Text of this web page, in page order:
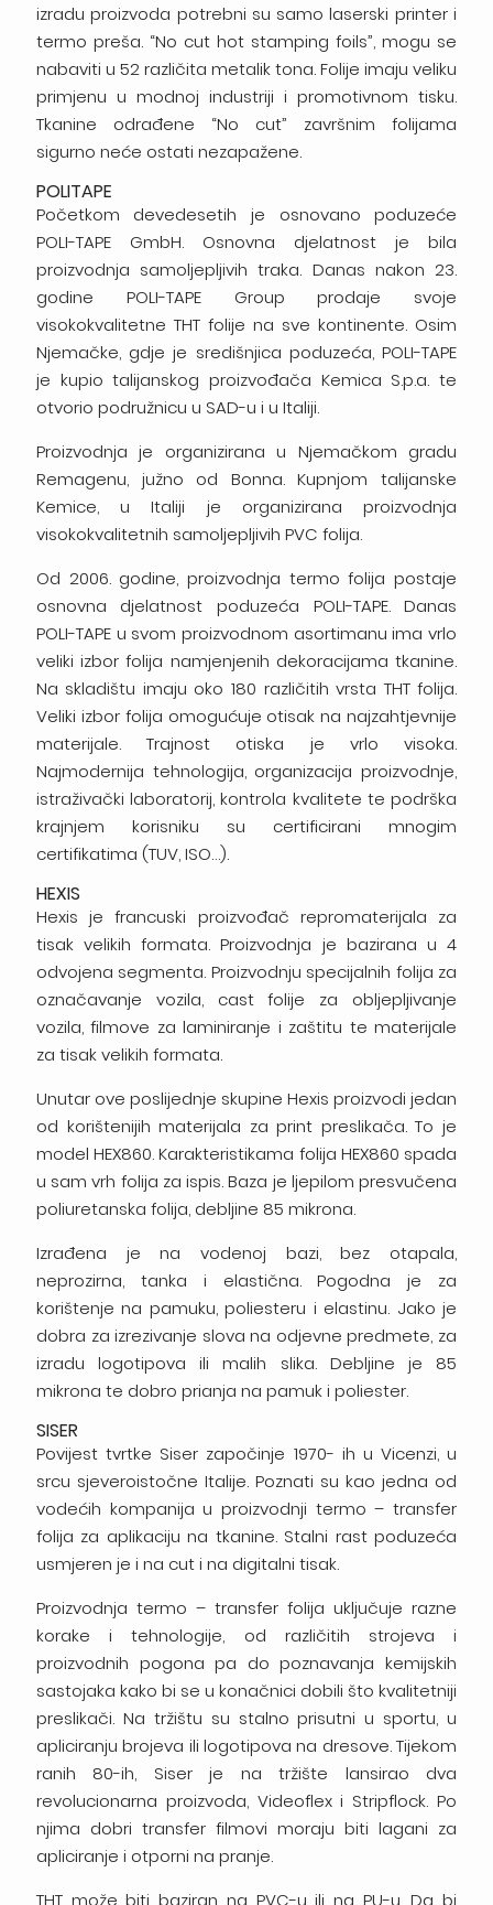
izradu proizvoda potrebni su samo laserski printer i
termo preša. “No cut hot stamping foils”, mogu se
nabaviti u 52 različita metalik tona. Folije imaju veliku
primjenu u modnoj industriji i promotivnom tisku.
Tkanine odrađene “No cut” završnim folijama
sigurno neće ostati nezapažene.
POLITAPE
Početkom devedesetih je osnovano poduzeće
POLI-TAPE GmbH. Osnovna djelatnost je bila
proizvodnja samoljepljivih traka. Danas nakon 23.
godine POLI-TAPE Group prodaje svoje
visokokvalitetne THT folije na sve kontinente. Osim
Njemačke, gdje je središnjica poduzeća, POLI-TAPE
je kupio talijanskog proizvođača Kemica S.p.a. te
otvorio podružnicu u SAD-u i u Italiji.
Proizvodnja je organizirana u Njemačkom gradu
Remagenu, južno od Bonna. Kupnjom talijanske
Kemice, u Italiji je organizirana proizvodnja
visokokvalitetnih samoljepljivih PVC folija.
Od 2006. godine, proizvodnja termo folija postaje
osnovna djelatnost poduzeća POLI-TAPE. Danas
POLI-TAPE u svom proizvodnom asortimanu ima vrlo
veliki izbor folija namjenjenih dekoracijama tkanine.
Na skladištu imaju oko 180 različitih vrsta THT folija.
Veliki izbor folija omogućuje otisak na najzahtjevnije
materijale. Trajnost otiska je vrlo visoka.
Najmodernija tehnologija, organizacija proizvodnje,
istraživački laboratorij, kontrola kvalitete te podrška
krajnjem korisniku su certificirani mnogim
certifikatima (TUV, ISO…).
HEXIS
Hexis je francuski proizvođač repromaterijala za
tisak velikih formata. Proizvodnja je bazirana u 4
odvojena segmenta. Proizvodnju specijalnih folija za
označavanje vozila, cast folije za obljepljivanje
vozila, filmove za laminiranje i zaštitu te materijale
za tisak velikih formata.
Unutar ove poslijednje skupine Hexis proizvodi jedan
od korištenijih materijala za print preslikača. To je
model HEX860. Karakteristikama folija HEX860 spada
u sam vrh folija za ispis. Baza je ljepilom presvučena
poliuretanska folija, debljine 85 mikrona.
Izrađena je na vodenoj bazi, bez otapala,
neprozirna, tanka i elastična. Pogodna je za
korištenje na pamuku, poliesteru i elastinu. Jako je
dobra za izrezivanje slova na odjevne predmete, za
izradu logotipova ili malih slika. Debljine je 85
mikrona te dobro prianja na pamuk i poliester.
SISER
Povijest tvrtke Siser započinje 1970- ih u Vicenzi, u
srcu sjeveroistočne Italije. Poznati su kao jedna od
vodećih kompanija u proizvodnji termo – transfer
folija za aplikaciju na tkanine. Stalni rast poduzeća
usmjeren je i na cut i na digitalni tisak.
Proizvodnja termo – transfer folija uključuje razne
korake i tehnologije, od različitih strojeva i
proizvodnih pogona pa do poznavanja kemijskih
sastojaka kako bi se u konačnici dobili što kvalitetniji
preslikači. Na tržištu su stalno prisutni u sportu, u
apliciranju brojeva ili logotipova na dresove. Tijekom
ranih 80-ih, Siser je na tržište lansirao dva
revolucionarna proizvoda, Videoflex i Stripflock. Po
njima dobri transfer filmovi moraju biti lagani za
apliciranje i otporni na pranje.
THT može biti baziran na PVC-u ili na PU-u. Da bi